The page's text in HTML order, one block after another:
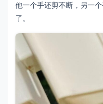
他一个手还剪不断，另一
了。